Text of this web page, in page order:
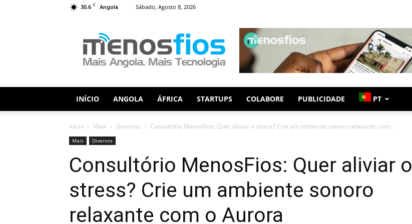
30.6 C Angola Sábado, Agosto 8, 2026
Fios
INÍCIO ANGOLA ÁFRICA STARTUPS COLABORE PUBLICIDADE PT
Início Mais Diversos Consultório MenosFios: Quer aliviar o stress? Crie um ambiente sonoro relaxante com...
Mais Diversos
Consultório MenosFios: Quer aliviar o
stress? Crie um ambiente sonoro
relaxante com o Aurora